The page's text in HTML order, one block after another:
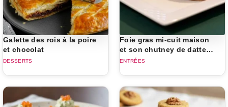
Galette des rois à la poire
et chocolat
DESSERTS
Foie gras mi-cuit maison
et son chutney de dattes
aux fruits secs
ENTRÉES